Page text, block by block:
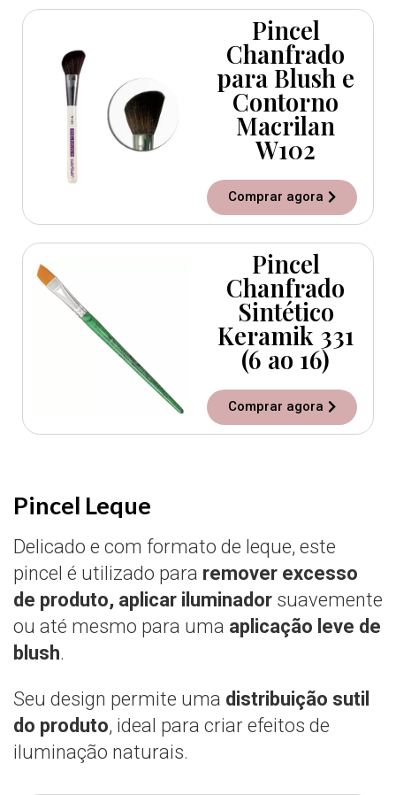
Pincel
Chanfrado
para Blush e
Contorno
Macrilan
W102
Comprar agora
Pincel
Chanfrado
Sintético
Keramik 331
(6 ao 16)
Comprar agora
Pincel Leque
Delicado e com formato de leque, este
pincel é utilizado para remover excesso
de produto, aplicar iluminador suavemente
ou até mesmo para uma aplicação leve de
blush.
Seu design permite uma distribuição sutil
do produto, ideal para criar efeitos de
iluminação naturais.